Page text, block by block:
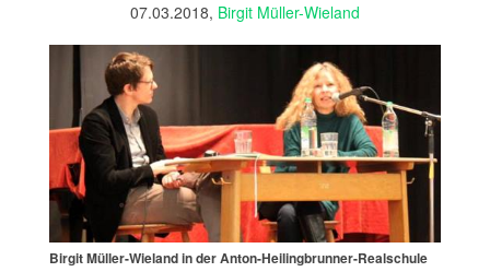
07.03.2018, Birgit Müller-Wieland
Birgit Müller-Wieland in der Anton-Heilingbrunner-Realschule